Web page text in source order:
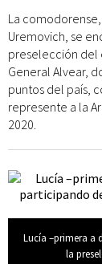
La
Uremovich, se
preselección del
General Alvear,
puntos del país,
represente a la
2020.
Lucía –primera a
la